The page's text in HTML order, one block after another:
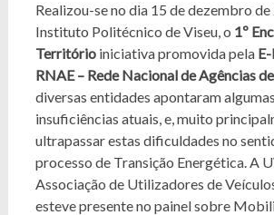
Realizou-se no dia 15 de dezembro de
Instituto Politécnico de Viseu, o 1º
Territórioiniciativa promovida pela
RNAE – Rede Nacional de Agências
diversas entidades apontaram
insuficiências atuais, e, muito
ultrapassar estas dificuldades no
processo de Transição Energética. A
Associação de Utilizadores de
esteve presente no painel sobre